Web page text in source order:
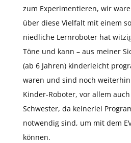
zum Experimentieren, wir
über diese Vielfalt mit einem
niedliche Lernroboter hat
Töne und kann – aus meiner
(ab 6 Jahren) kinderleicht
waren und sind noch
Kinder-Roboter, vor allem
Schwester, da keinerlei
notwendig sind, um mit dem
können.